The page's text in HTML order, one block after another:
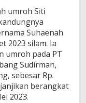
umroh Siti
Suhaenah
2023 silam. Ia
umroh pada PT
Sudirman,
sebesar Rp.
berangkat
2023.